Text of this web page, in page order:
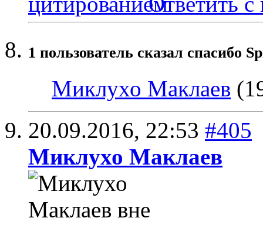
1 пользователь сказал cпасибо
Миклухо Маклаев
20.09.2016, 22:53 #405
Миклухо Маклаев